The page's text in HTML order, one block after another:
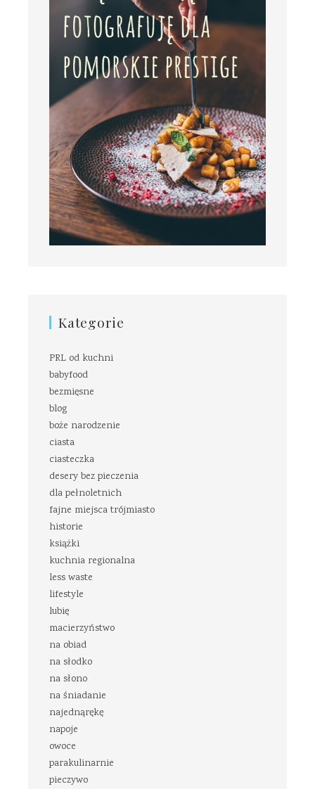
Kategorie
PRL od kuchni
babyfood
bezmięsne
blog
boże narodzenie
ciasta
ciasteczka
desery bez pieczenia
dla pełnoletnich
fajne miejsca trójmiasto
historie
książki
kuchnia regionalna
less waste
lifestyle
lubię
macierzyństwo
na obiad
na słodko
na słono
na śniadanie
najednąrękę
napoje
owoce
parakulinarnie
pieczywo